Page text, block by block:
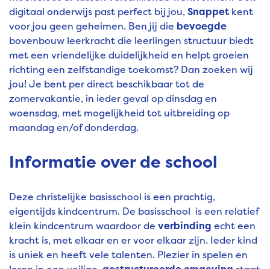
digitaal onderwijs past perfect bij jou, Snappetkent
voor jou geen geheimen. Ben jij die bevoegde
bovenbouw leerkracht die leerlingen structuur biedt
met een vriendelijke duidelijkheid en helpt groeien
richting een zelfstandige toekomst? Dan zoeken wij
jou! Je bent per direct beschikbaar tot de
zomervakantie, in ieder geval op dinsdag en
woensdag, met mogelijkheid tot uitbreiding op
maandag en/of donderdag.
Informatie over de school
Deze christelijke basisschool is een prachtig,
eigentijds kindcentrum. De basisschool is een relatief
klein kindcentrum waardoor de verbinding echt een
kracht is, met elkaar en er voor elkaar zijn. Ieder kind
is uniek en heeft vele talenten. Plezier in spelen en